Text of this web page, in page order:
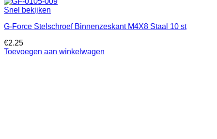
Snel bekijken
G-Force Stelschroef Binnenzeskant M4X8 Staal 10 st
€2.25
Toevoegen aan winkelwagen